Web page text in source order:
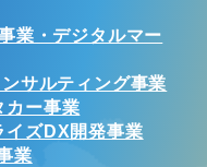
業・デジタルマー
サルティング事業
カー事業
イズDX開発事業
業